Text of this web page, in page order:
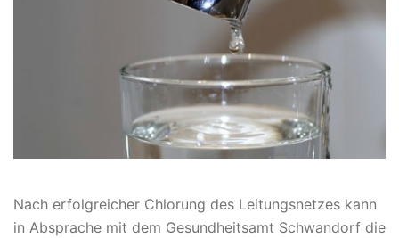
Nach erfolgreicher Chlorung des Leitungsnetzes kann
in Absprache mit dem Gesundheitsamt Schwandorf die